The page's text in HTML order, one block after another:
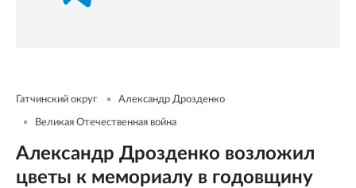
Гатчинский округ Александр Дрозденко
Великая Отечественная война
Александр Дрозденко возложил
цветы к мемориалу в годовщину